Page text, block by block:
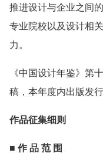
推进设计与企业之间
专业院校以及设计相
力。
《中国设计年鉴》第
稿，本年度内出版发行
作品征集细则
■ 作 品 范 围